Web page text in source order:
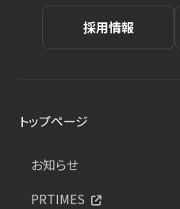
採用情報
トップページ
お知らせ
PRTIMES